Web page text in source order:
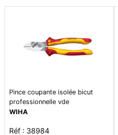
Pince coupante isolée bicut
professionnelle vde
WIHA
Réf : 38984